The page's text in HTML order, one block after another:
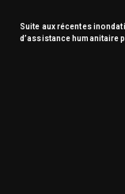
Suite aux récentes
d’assistance humanitaire